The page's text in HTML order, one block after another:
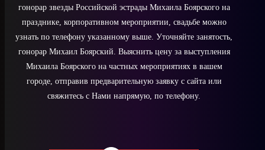
гонорар звезды Российской эстрады Михаила Боярского на
празднике, корпоративном мероприятии, свадьбе можно
узнать по телефону указанному выше. Уточняйте занятость,
гонорар Михаил Боярский. Выяснить цену за выступления
Михаила Боярского на частных мероприятиях в вашем
городе, отправив предварительную заявку с сайта или
свяжитесь с Нами напрямую, по телефону.